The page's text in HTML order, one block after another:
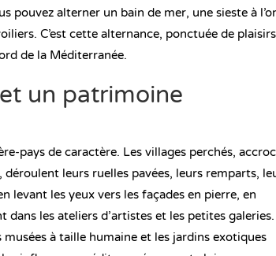
pouvez alterner un bain de mer, une sieste à
C’est cette alternance, ponctuée de plaisirs
de la Méditerranée.
un patrimoine
pays de caractère. Les villages perchés,
leurs ruelles pavées, leurs remparts,
levant les yeux vers les façades en pierre, en
les ateliers d’artistes et les petites
à taille humaine et les jardins exotiques